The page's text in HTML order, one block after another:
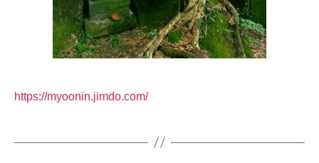
https://myoonin.jimdo.com/